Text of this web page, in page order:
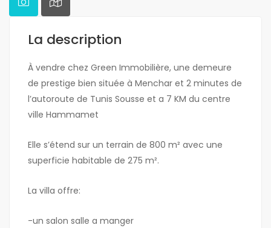
La description
À vendre chez Green Immobilière, une demeure
de prestige bien située à Menchar et 2 minutes de
l’autoroute de Tunis Sousse et a 7 KM du centre
ville Hammamet
Elle s’étend sur un terrain de 800 m² avec une
superficie habitable de 275 m².
La villa offre:
-un salon salle a manger